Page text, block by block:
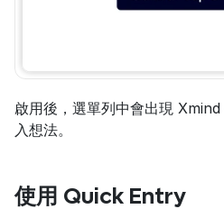
啟用後，選單列中會出現
入想法。
使用 Quick Entry